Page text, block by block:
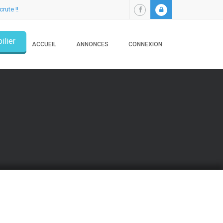
!!
ACCUEIL ANNONCES CONNEXION